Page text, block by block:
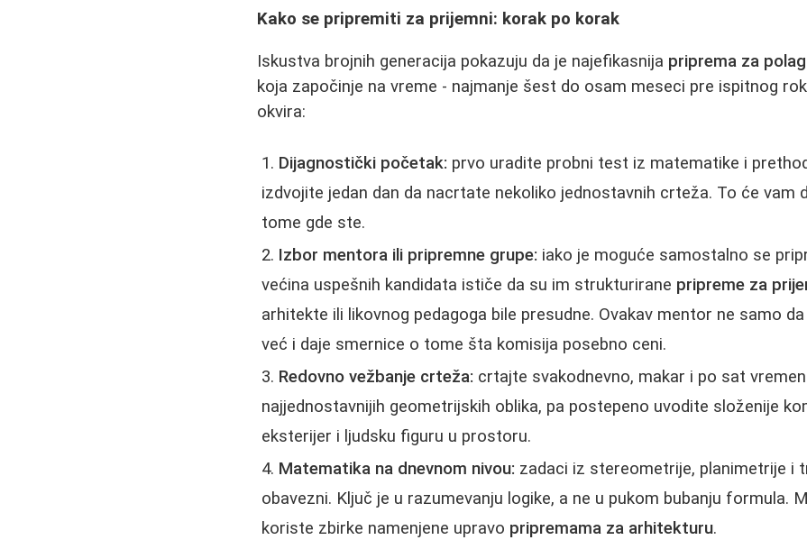
Kako se pripremiti za prijemni: korak po korak
Iskustva brojnih generacija pokazuju da je najefikasnija priprema za
koja započinje na vreme - najmanje šest do osam meseci pre ispitnog
okvira:
Dijagnostički početak: prvo uradite probni test iz matematike i
izdvojite jedan dan da nacrtate nekoliko jednostavnih crteža. To će vam
tome gde ste.
Izbor mentora ili pripremne grupe: iako je moguće samostalno se
većina uspešnih kandidata ističe da su im strukturirane pripreme za
arhitekte ili likovnog pedagoga bile presudne. Ovakav mentor ne samo
već i daje smernice o tome šta komisija posebno ceni.
Redovno vežbanje crteža: crtajte svakodnevno, makar i po sat
najjednostavnijih geometrijskih oblika, pa postepeno uvodite složenije
eksterijer i ljudsku figuru u prostoru.
Matematika na dnevnom nivou: zadaci iz stereometrije, planimetrije i
obavezni. Ključ je u razumevanju logike, a ne u pukom bubanju formula.
koriste zbirke namenjene upravo pripremama za arhitekturu.